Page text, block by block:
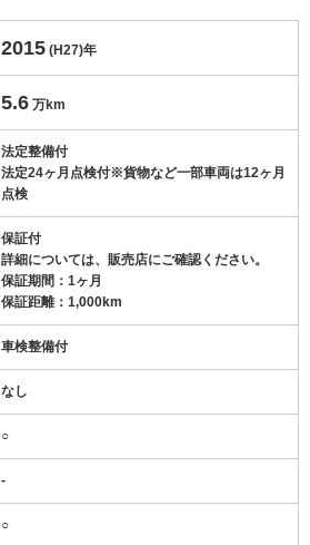
2015 (H27)年
5.6 万km
法定整備付
法定24ヶ月点検付※貨物など一部車両は12ヶ月
点検
保証付
詳細については、販売店にご確認ください。
保証期間：1ヶ月
保証距離：1,000km
車検整備付
なし
○
-
○